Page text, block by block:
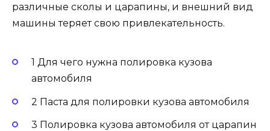
различные сколы и царапины, и внешний вид
машины теряет свою привлекательность.
1 Для чего нужна полировка кузова
автомобиля
2 Паста для полировки кузова автомобиля
3 Полировка кузова автомобиля от царапин